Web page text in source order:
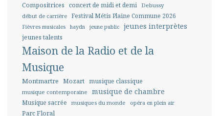
Compositrices concert de midi et demi
Debussy
début de carrière Festival Métis Plaine Commune 2026
Fièvres musicales haydn jeune public jeunes interprètes
jeunes talents
Maison de la Radio et de la
Musique
Montmartre Mozart musique classique
musique contemporaine musique de chambre
Musique sacrée musiques du monde opéra en plein air
Parc Floral